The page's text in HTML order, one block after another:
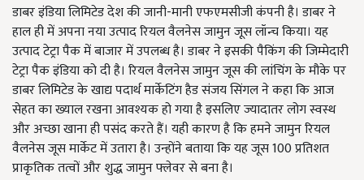
डाबर इंडिया लिमिटेड देश की जानी-मानी एफएमसीजी कंपनी है। डाबर ने
हाल ही में अपना नया उत्पाद रियल वैलनेस जामुन जूस लॉन्च किया। यह
उत्पाद टेट्रा पैक में बाजार में उपलब्ध है। डाबर ने इसकी पैकिंग की जिम्मेदारी
टेट्रा पैक इंडिया को दी है। रियल वैलनेस जामुन जूस की लांचिंग के मौके पर
डाबर लिमिटेड के खाद्य पदार्थ मार्केटिंग हैड संजय सिंगल ने कहा कि आज
सेहत का ख्याल रखना आवश्यक हो गया है इसलिए ज्यादातर लोग स्वस्थ
और अच्छा खाना ही पसंद करते हैं। यही कारण है कि हमने जामुन रियल
वैलनेस जूस मार्केट में उतारा है। उन्होंने बताया कि यह जूस 100 प्रतिशत
प्राकृतिक तत्वों और शुद्ध जामुन फ्लेवर से बना है।